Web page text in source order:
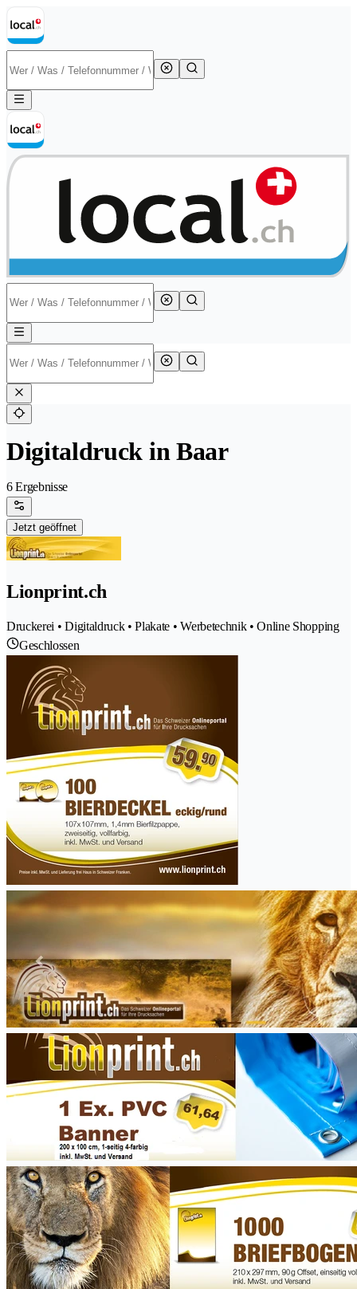
Digitaldruck in Baar
6 Ergebnisse
Jetzt geöffnet
Lionprint.ch
Druckerei • Digitaldruck • Plakate • Werbetechnik • Online Shopping
Geschlossen